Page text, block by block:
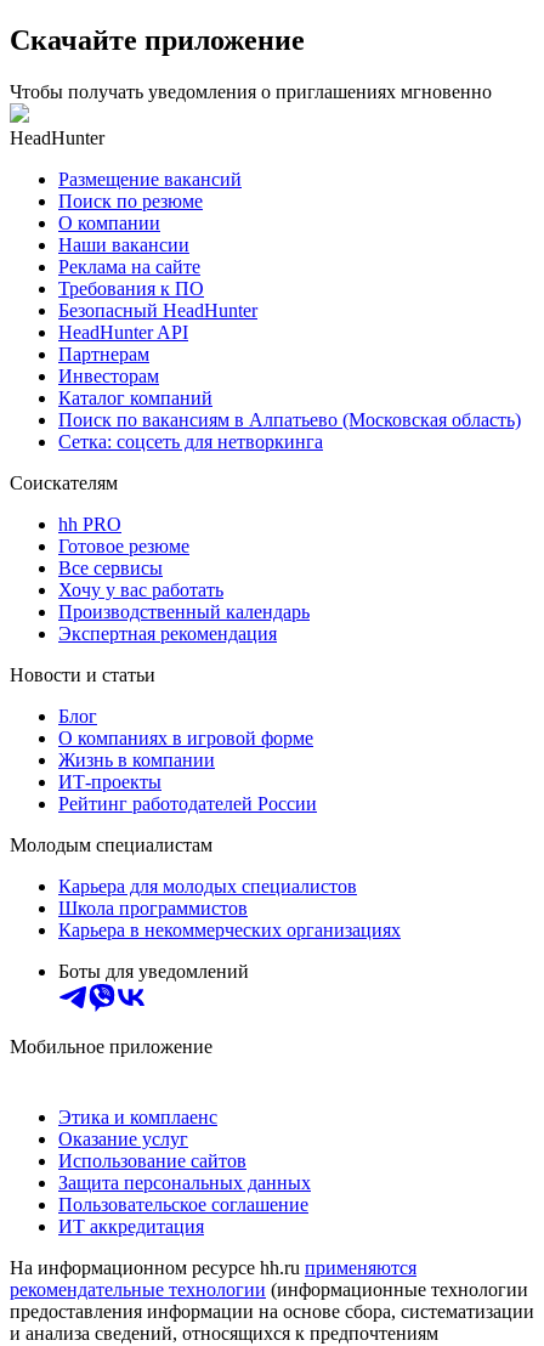
Скачайте приложение
Чтобы получать уведомления о приглашениях мгновенно
HeadHunter
Размещение вакансий
Поиск по резюме
О компании
Наши вакансии
Реклама на сайте
Требования к ПО
Безопасный HeadHunter
HeadHunter API
Партнерам
Инвесторам
Каталог компаний
Поиск по вакансиям в Алпатьево (Московская область)
Сетка: соцсеть для нетворкинга
Соискателям
hh PRO
Готовое резюме
Все сервисы
Хочу у вас работать
Производственный календарь
Экспертная рекомендация
Новости и статьи
Блог
О компаниях в игровой форме
Жизнь в компании
ИТ-проекты
Рейтинг работодателей России
Молодым специалистам
Карьера для молодых специалистов
Школа программистов
Карьера в некоммерческих организациях
Боты для уведомлений
Мобильное приложение
Этика и комплаенс
Оказание услуг
Использование сайтов
Защита персональных данных
Пользовательское соглашение
ИТ аккредитация
На информационном ресурсе hh.ru применяются
рекомендательные технологии (информационные технологии
предоставления информации на основе сбора, систематизации
и анализа сведений, относящихся к предпочтениям